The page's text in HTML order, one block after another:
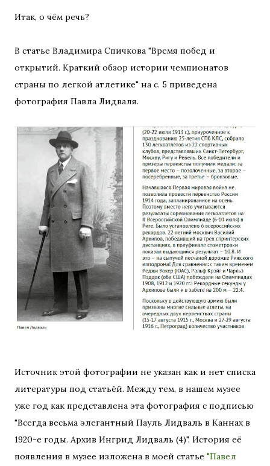
Итак, о чём речь?
В статье Владимира Спичкова "Время побед и
открытий. Краткий обзор истории чемпионатов
страны по легкой атлетике" на с. 5 приведена
фотография Павла Лидваля.
Источник этой фотографии не указан как и нет списка
литературы под статьёй. Между тем, в нашем музее
уже год как представлена эта фотография с подписью
"Всегда весьма элегантный Пауль Лидваль в Каннах в
1920-е годы. Архив Ингрид Лидваль (4)". История её
появления в музее изложена в моей статье "Павел